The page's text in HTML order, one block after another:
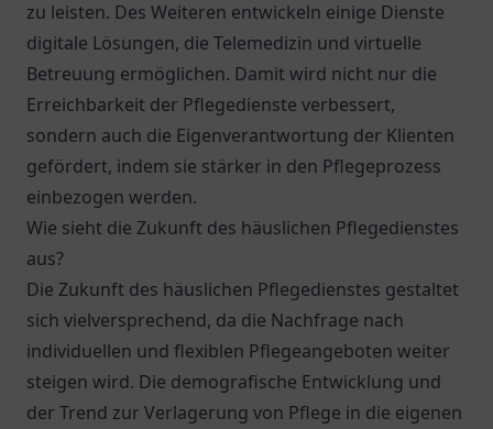
zu leisten. Des Weiteren entwickeln einige Dienste
digitale Lösungen, die Telemedizin und virtuelle
Betreuung ermöglichen. Damit wird nicht nur die
Erreichbarkeit der Pflegedienste verbessert,
sondern auch die Eigenverantwortung der Klienten
gefördert, indem sie stärker in den Pflegeprozess
einbezogen werden.
Wie sieht die Zukunft des häuslichen Pflegedienstes
aus?
Die Zukunft des häuslichen Pflegedienstes gestaltet
sich vielversprechend, da die Nachfrage nach
individuellen und flexiblen Pflegeangeboten weiter
steigen wird. Die demografische Entwicklung und
der Trend zur Verlagerung von Pflege in die eigenen